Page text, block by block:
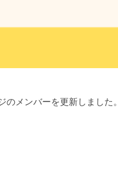
のメンバーを更新しました。